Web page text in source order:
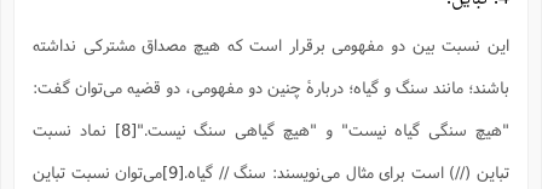
این نسبت بین دو مفهومی برقرار است که هیچ مصداق مشترکی نداشته
باشند؛ مانند سنگ و گیاه؛ دربارۀ چنین دو مفهومی، دو قضیه می‌توان گفت:
"هیچ سنگی گیاه نیست" و "هیچ گیاهی سنگ نیست."[8]
نماد نسبت
تباین (//) است برای مثال می‌نویسند: سنگ // گیاه.[9]
می‌توان نسبت تباین